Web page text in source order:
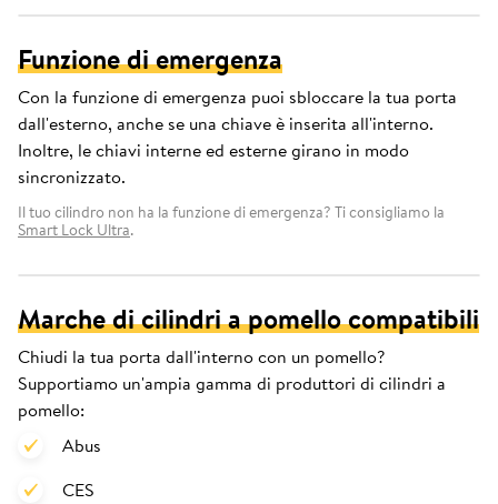
Funzione di emergenza
Con la funzione di emergenza puoi sbloccare la tua porta
dall'esterno, anche se una chiave è inserita all'interno.
Inoltre, le chiavi interne ed esterne girano in modo
sincronizzato.
Il tuo cilindro non ha la funzione di emergenza? Ti consigliamo la
Smart Lock Ultra.
Marche di cilindri a pomello compatibili
Chiudi la tua porta dall'interno con un pomello?
Supportiamo un'ampia gamma di produttori di cilindri a
pomello:
Abus
CES